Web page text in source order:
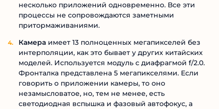
несколько приложений одновременно. Все эти
процессы не сопровождаются заметными
притормаживаниями.
Камера имеет 13 полноценных мегапикселей без
интерполяции, как это бывает у других китайских
моделей. Используется модуль с диафрагмой f/2.0.
Фронталка представлена 5 мегапикселями. Если
говорить о приложении камеры, то оно
незамысловатое, но, тем не менее, есть
светодиодная вспышка и фазовый автофокус, а